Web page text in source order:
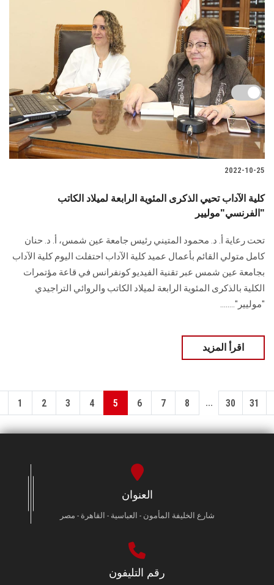
2022-10-25
كلية الآداب تحيي الذكرى المئوية الرابعة لميلاد الكاتب
الفرنسي"موليير"
تحت رعاية أ. د. محمود المتيني رئيس جامعة عين شمس، أ. د. حنان
كامل متولي القائم بأعمال عميد كلية الآداب احتفلت اليوم كلية الآداب
بجامعة عين شمس عبر تقنية الفيديو كونفرانس في قاعة مؤتمرات
الكلية بالذكرى المئوية الرابعة لميلاد الكاتب والروائي التراجيدي
"موليير"........
اقرأ المزيد
1 2 3 4 5 6 7 8 ... 30 31
العنوان
شارع الخليفة المأمون - العباسية - القاهرة - مصر
رقم التليفون